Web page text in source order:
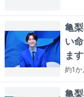
亀
い
ます
約1か
亀